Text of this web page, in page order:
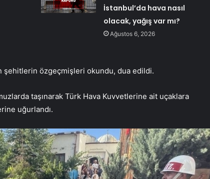
İstanbul’da hava nasıl
olacak, yağış var mı?
Ağustos 6, 2026
şehitlerin özgeçmişleri okundu, dua edildi.
taşınarak Türk Hava Kuvvetlerine ait uçaklara
uğurlandı.